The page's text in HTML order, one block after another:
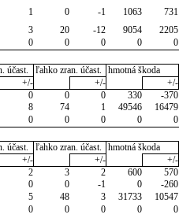
1 0 -1 1063 731
3 20 -12 9054 2205
0 0 0 0 0
účast. ľahko zran. účast. hmotná škoda
+/- +/- +/-
0 0 0 330 -370
8 74 1 49546 16479
0 0 0 0 0
účast. ľahko zran. účast. hmotná škoda
+/- +/- +/-
2 3 2 600 570
0 0 -1 0 -260
5 48 3 31733 10547
0 0 0 0 0